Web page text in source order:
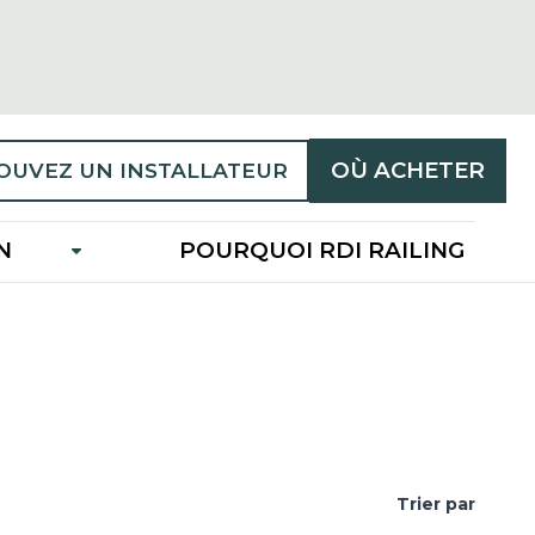
UN INSTALLATEUR OÙ ACHETER
POURQUOI RDI RAILING
Trier par